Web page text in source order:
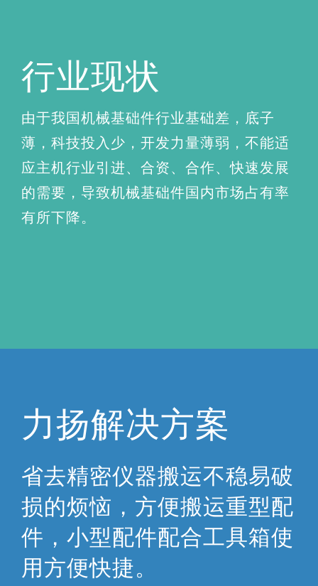
行业现状
由于我国机械基础件行业基础差，底子
薄，科技投入少，开发力量薄弱，不能适
应主机行业引进、合资、合作、快速发展
的需要，导致机械基础件国内市场占有率
有所下降。
力扬解决方案
省去精密仪器搬运不稳易破
损的烦恼，方便搬运重型配
件，小型配件配合工具箱使
用方便快捷。